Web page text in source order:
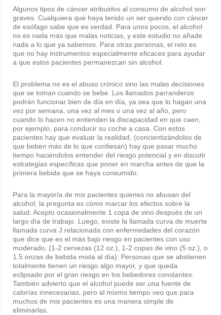
Algunos tipos de cáncer atribuidos al consumo de alcohol son
graves. Cualquiera que haya tenido un ser querido con cáncer
de esófago sabe que es verdad. Para unos pocos, el alcohol
no es nada más que malas noticias, y este estudio no añade
nada a lo que ya sabemos. Para otras personas, el reto es
que no hay instrumentos especialmente eficaces para ayudar
a que estos pacientes permanezcan sin alcohol.
El problema no es el abuso crónico sino las malas decisiones
que se toman cuando se bebe. Los llamados parranderos
podrán funcionar bien de día en día, ya sea que lo hagan una
vez por semana, una vez al mes o una vez al año, pero
cuando lo hacen no entienden la discapacidad en que caen,
por ejemplo, para conducir su coche a casa. Con estos
pacientes hay que evaluar la realidad, (concientizándolos de
que beben más de lo que confiesan) hay que pasar mucho
tiempo haciéndolos entender del riesgo potencial y en discutir
estrategias específicas que poner en marcha antes de que la
primera bebida que se haya consumido.
Para la mayoría de mis pacientes quienes no abusan del
alcohol, la pregunta es cómo marcar los efectos sobre la
salud. Acepto ocasionalmente 1 copa de vino después de un
largo día de trabajo. Luego, existe la llamada curva de muerte
llamada curva J relacionada con enfermedades del corazón
que dice que es el más bajo riesgo en pacientes con uso
moderado, (1-2 cervezas (12 oz.), 1-2 copas de vino (5 oz.), o
1.5 onzas de bebida mixta al día). Personas que se abstienen
totalmente tienen un riesgo algo mayor, y que queda
eclipsado por el gran riesgo en los bebedores constantes.
También advierto que el alcohol puede ser una fuente de
calorías innecesarias, pero al mismo tiempo veo que para
muchos de mis pacientes es una manera simple de
eliminarlas.